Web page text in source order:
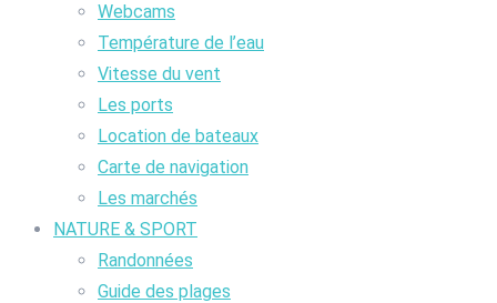
Webcams
Température de l’eau
Vitesse du vent
Les ports
Location de bateaux
Carte de navigation
Les marchés
NATURE & SPORT
Randonnées
Guide des plages